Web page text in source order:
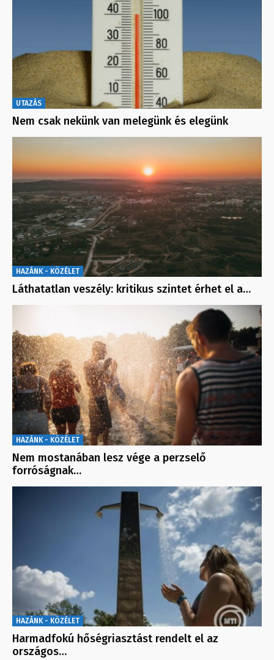
UTAZÁS
Nem csak nekünk van melegünk és elegünk
HAZÁNK - KÖZÉLET
Láthatatlan veszély: kritikus szintet érhet el a…
HAZÁNK - KÖZÉLET
Nem mostanában lesz vége a perzselő
forróságnak…
HAZÁNK - KÖZÉLET
Harmadfokú hőségriasztást rendelt el az
országos…